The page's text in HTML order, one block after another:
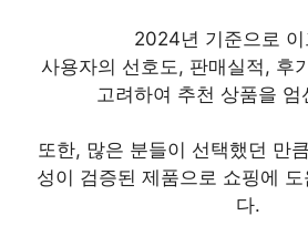
2024년 기준으로
사용자의 선호도, 판매실적, 후
고려하여 추천 상품을 엄
또한, 많은 분들이 선택했던 만
성이 검증된 제품으로 쇼핑에
다.